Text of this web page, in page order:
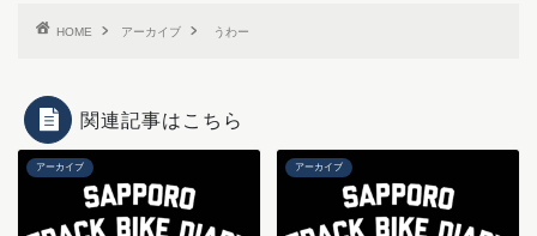
HOME アーカイブ うわー
関連記事はこちら
アーカイブ アーカイブ